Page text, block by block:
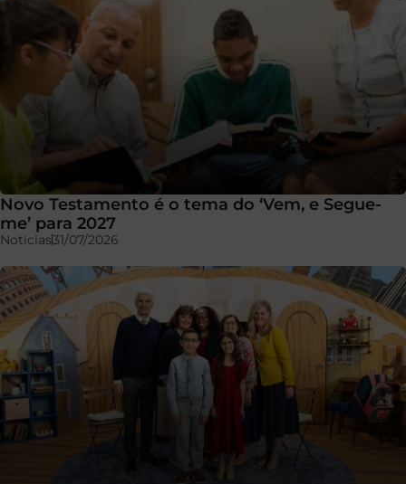
Novo Testamento é o tema do ‘Vem, e Segue-
me’ para 2027
Notícias31/07/2026